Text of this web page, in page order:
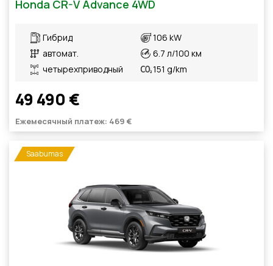
Honda CR-V Advance 4WD
Гибрид
автомат.
четырехприводный
106 kW
6.7 л/100 км
151 g/km
49 490 €
Ежемесячный платеж: 469 €
Saabumas